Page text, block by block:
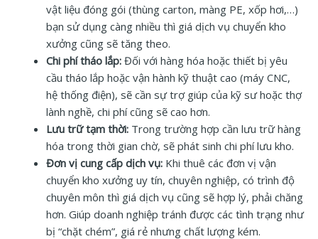
vật liệu đóng gói (thùng carton, màng PE, xốp hơi,…)
bạn sử dụng càng nhiều thì giá dịch vụ chuyển kho
xưởng cũng sẽ tăng theo.
Chi phí tháo lắp: Đối với hàng hóa hoặc thiết bị yêu
cầu tháo lắp hoặc vận hành kỹ thuật cao (máy CNC,
hệ thống điện), sẽ cần sự trợ giúp của kỹ sư hoặc thợ
lành nghề, chi phí cũng sẽ cao hơn.
Lưu trữ tạm thời: Trong trường hợp cần lưu trữ hàng
hóa trong thời gian chờ, sẽ phát sinh chi phí lưu kho.
Đơn vị cung cấp dịch vụ: Khi thuê các đơn vị vận
chuyển kho xưởng uy tín, chuyên nghiệp, có trình độ
chuyên môn thì giá dịch vụ cũng sẽ hợp lý, phải chăng
hơn. Giúp doanh nghiệp tránh được các tình trạng như
bị “chặt chém”, giá rẻ nhưng chất lượng kém.